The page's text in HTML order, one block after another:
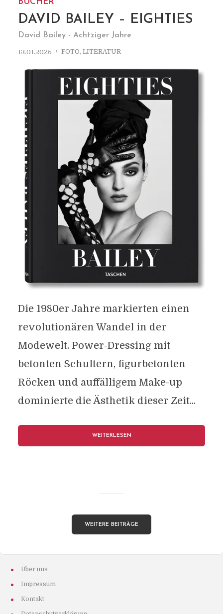
DAVID BAILEY – EIGHTIES
David Bailey - Achtziger Jahre
13.01.2025 FOTO, LITERATUR
Die 1980er Jahre markierten einen
revolutionären Wandel in der
Modewelt. Power-Dressing mit
betonten Schultern, figurbetonten
Röcken und auffälligem Make-up
dominierte die Ästhetik dieser Zeit...
WEITERLESEN
WEITERE BEITRÄGE
Über uns
Impressum
Kontakt